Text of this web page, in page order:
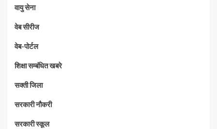
वायु सेना
वेब सीरीज
वेब-पोर्टल
शिक्षा सम्बंधित खबरे
सक्ती जिला
सरकारी नौकरी
सरकारी स्कूल